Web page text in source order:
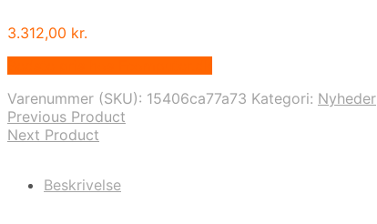
3.312,00 kr.
Varenummer (SKU): 15406ca77a73 Kategori: Nyheder
Previous Product
Next Product
Beskrivelse